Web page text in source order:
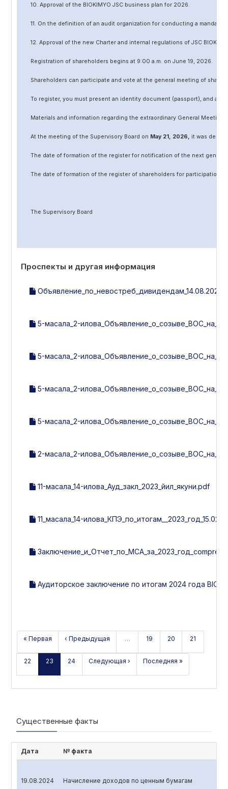
10. Approval of the BIOKIMYO JSC business plan for 2026.
11. On the definition of an audit organization for conducting a
12. Approval of the new Charter and internal regulations of JSC
Registration of shareholders begins at 9:00 a.m. on June 19, 2026.
Shareholders can participate and vote at the general meeting of
To register, you must present an identity document (passport), and a
Materials and information regarding the extraordinary General
At the meeting of the Supervisory Board on May21, 2026, it was
The date of formation of the register for notification of the next
The date of formation of the register of shareholders for participation
The Supervisory Board
Проспекты и другая информация
5-масала_2-
5-масала_2-
5-масала_2-
5-масала_2-
2-масала_2-
11-масала_14-илова_Ауд_закл_2023_йил_якуни.pdf
11_масала_14-
Аудиторское заключение по итогам 2024 года
« Первая ‹ Предыдущая … 19 20 21
22 23 24 Следующая › Последняя »
Существенные факты
Дата № факта
19.08.2024 Начисление доходов по ценным бумагам